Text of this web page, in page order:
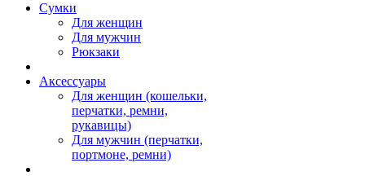
Сумки
Для женщин
Для мужчин
Рюкзаки
Аксессуары
Для женщин (кошельки,
перчатки, ремни,
рукавицы)
Для мужчин (перчатки,
портмоне, ремни)